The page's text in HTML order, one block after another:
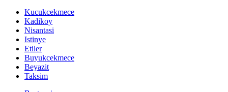
Kucukcekmece
Kadikoy
Nisantasi
Istinye
Etiler
Buyukcekmece
Beyazit
Taksim